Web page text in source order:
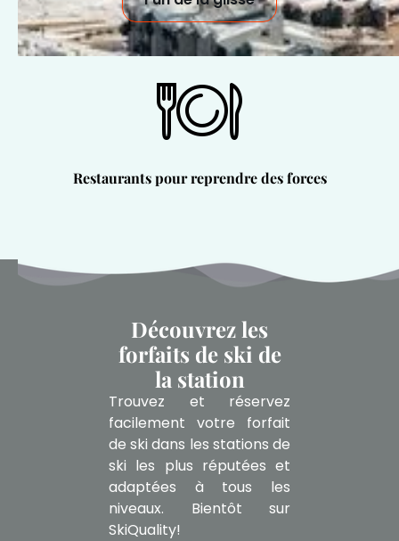
Restaurants pour reprendre des forces
Découvrez les
forfaits de ski de
la station
Trouvez et réservez
facilement votre forfait
de ski dans les stations de
ski les plus réputées et
adaptées à tous les
niveaux. Bientôt sur
SkiQuality!